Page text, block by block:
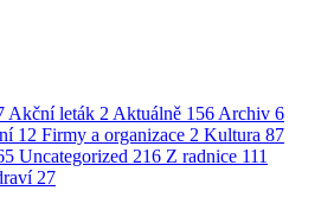
Akční leták 2 Aktuálně 156 Archiv 6
12 Firmy a organizace 2 Kultura 87
Uncategorized 216 Z radnice 111
27